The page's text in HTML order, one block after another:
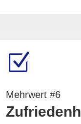
Z
Mehrwert #6